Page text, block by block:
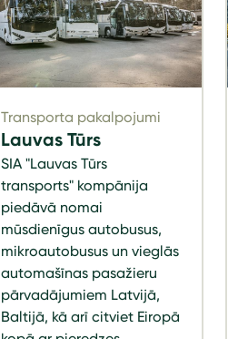
Transporta pakalpojumi
Lauvas Tūrs
SIA "Lauvas Tūrs
transports" kompānija
piedāvā nomai
mūsdienīgus autobusus,
mikroautobusus un vieglās
automašīnas pasažieru
pārvadājumiem Latvijā,
Baltijā, kā arī citviet Eiropā